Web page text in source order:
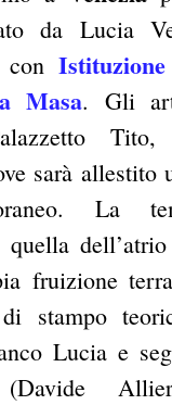
da Lucia
conIstituzione
Masa. Gli
Tito,
sarà allestito
La
fruizione
stampo
Lucia e
(Davide